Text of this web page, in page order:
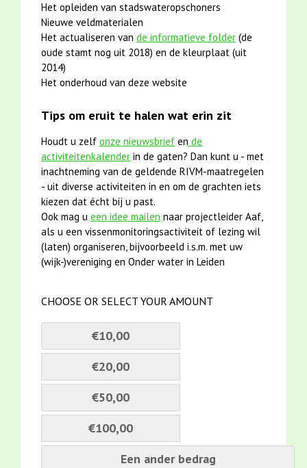
Het opleiden van stadswateropschoners
Nieuwe veldmaterialen
Het actualiseren van de informatieve folder (de
oude stamt nog uit 2018) en de kleurplaat (uit
2014)
Het onderhoud van deze website
Tips om eruit te halen wat erin zit
Houdt u zelf onze nieuwsbrief en de
activiteitenkalender in de gaten? Dan kunt u - met
inachtneming van de geldende RIVM-maatregelen
- uit diverse activiteiten in en om de grachten iets
kiezen dat écht bij u past.
Ook mag u een idee mailen naar projectleider Aaf,
als u een vissenmonitoringsactiviteit of lezing wil
(laten) organiseren, bijvoorbeeld i.s.m. met uw
(wijk-)vereniging en Onder water in Leiden
CHOOSE OR SELECT YOUR AMOUNT
€10,00
€20,00
€50,00
€100,00
Een ander bedrag